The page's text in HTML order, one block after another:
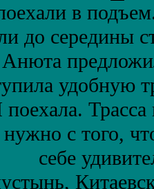
в
до середины
удобную
Трасса
с того,
себе